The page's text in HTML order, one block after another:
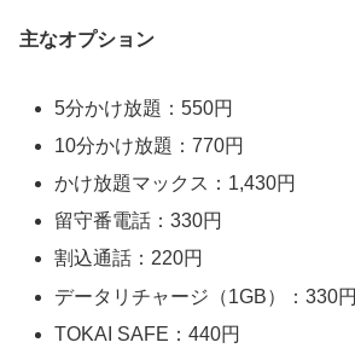
主なオプション
5分かけ放題：550円
10分かけ放題：770円
かけ放題マックス：1,430円
留守番電話：330円
割込通話：220円
データリチャージ（1GB）：330円
TOKAI SAFE：440円